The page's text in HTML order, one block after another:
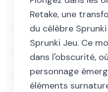
Retake, une
du célèbre
Sprunki Jeu. Ce
dans l'obscurité,
personnage
éléments